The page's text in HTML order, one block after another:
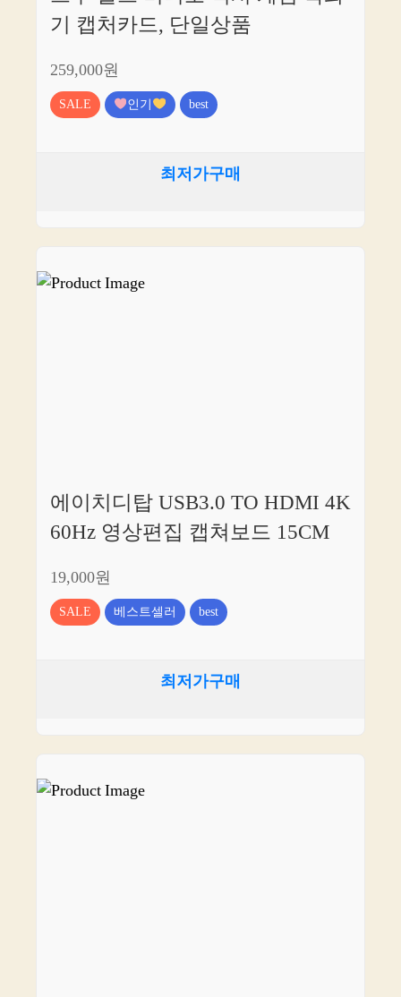
기 캡처카드, 단일상품
259,000원
SALE 인기 best
최저가구매
에이치디탑 USB3.0 TO HDMI 4K
60Hz 영상편집 캡쳐보드 15CM
19,000원
SALE 베스트셀러 best
최저가구매